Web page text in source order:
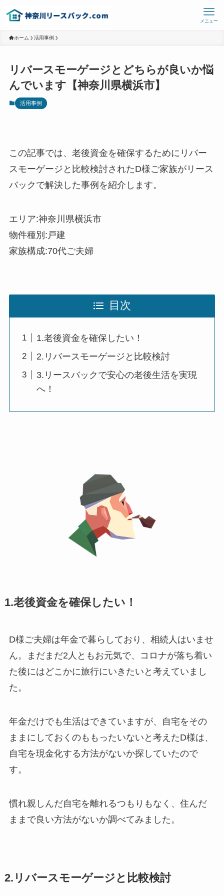
メニュー
ホーム 活用事例
リバースモーゲージとどちらが良いか悩
んでいます【神奈川県横浜市】
活用事例
この記事では、老後資金を確保するためにリバー
スモーゲージと比較検討されたD様ご家族がリース
バックで解決した事例を紹介します。
エリア:神奈川県横浜市
物件種別:戸建
家族構成:70代ご夫婦
目次
1.老後資金を確保したい！
2.リバースモーゲージと比較検討
3.リースバックで安心の老後生活を実現
へ！
1.老後資金を確保したい！
D様ご夫婦は年金で暮らしており、相続人はいませ
ん。まだまだ2人ともお元気で、コロナが落ち着い
た後にはどこかに旅行にいきたいと考えていまし
た。
年金だけでも生活はできていますが、自宅をその
ままにしておくのももったいないと考えたD様は、
自宅を現金化する方法がないか探していたので
す。
慣れ親しんだ自宅を離れるつもりもなく、住んだ
ままで良い方法がないか調べてみました。
2.リバースモーゲージと比較検討